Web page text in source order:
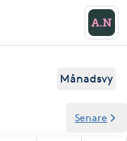
Månadsvy
Senare